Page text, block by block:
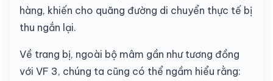
hàng, khiến cho quãng đường di chuyển thực tế bị
thu ngắn lại.
Về trang bị, ngoài bộ mâm gần như tương đồng
với VF 3, chúng ta cũng có thể ngầm hiểu rằng: